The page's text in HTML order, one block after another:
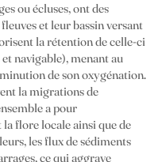
ou écluses, ont des
et leur bassin versant
la rétention de celle-ci
navigable), menant au
de son oxygénation.
la migrations de
a pour
flore locale ainsi que de
les flux de sédiments
ce qui aggrave